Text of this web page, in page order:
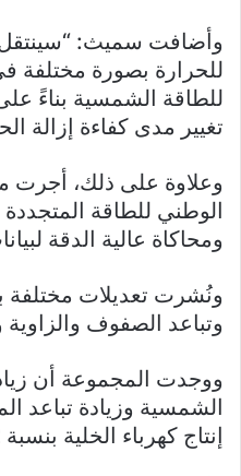
وأضافت سميث: “سينتقل
للحرارة بصورة مختلفة
للطاقة الشمسية بناءً
تغيير مدى كفاءة إزالة
وعلاوة على ذلك، أجرت
الوطني للطاقة
ومحاكاة عالية الدقة
ونُشرت تعديلات مختلفة
وتباعد الصفوف والزاوية
ووجدت المجموعة أن
الشمسية وزيادة تباعد
إنتاج كهرباء الخلية بنسبة 2% إلى 3%.